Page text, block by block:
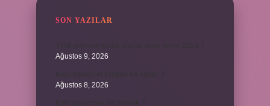
SON YAZILAR
Ağustos 9, 2026
Ağustos 8, 2026